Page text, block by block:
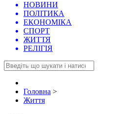
НОВИНИ
ПОЛІТИКА
ЕКОНОМІКА
СПОРТ
ЖИТТЯ
РЕЛІГІЯ
Головна >
Життя